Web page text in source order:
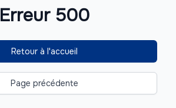
Erreur 500
Retour à l'accueil
Page précédente